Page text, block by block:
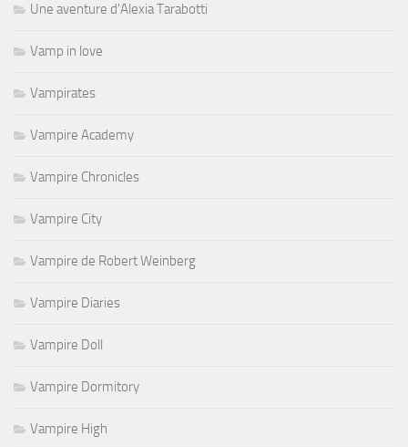
Une aventure d'Alexia Tarabotti
Vamp in love
Vampirates
Vampire Academy
Vampire Chronicles
Vampire City
Vampire de Robert Weinberg
Vampire Diaries
Vampire Doll
Vampire Dormitory
Vampire High